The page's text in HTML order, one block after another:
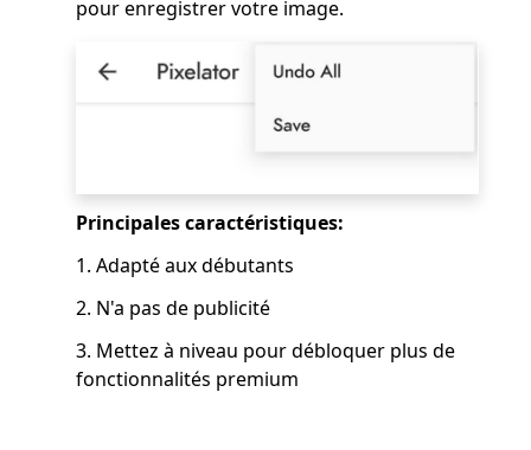
pour enregistrer votre image.
Principales caractéristiques:
1. Adapté aux débutants
2. N'a pas de publicité
3. Mettez à niveau pour débloquer plus de
fonctionnalités premium